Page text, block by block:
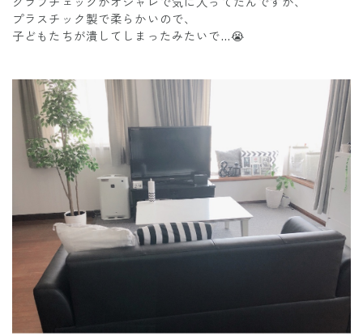
プラスチック製で柔らかいので、
子どもたちが潰してしまったみたいで…😭